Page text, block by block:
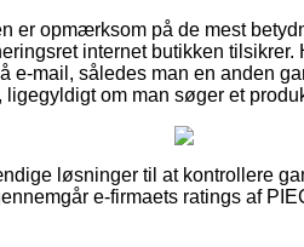
er opmærksom på de mest
internet butikken tilsikrer.
e-mail, således man en anden
om man søger et
løsninger til at kontrollere
e-firmaets ratings af